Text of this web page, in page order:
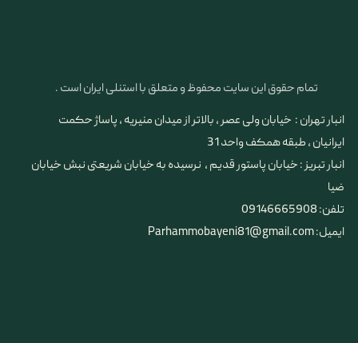
تمام حقوق این سایت محفوظ و متعلق با استنلی ایران است .
انبار تهران : خیابان ولی عصر ، بالاتر از میدان منیریه ، پاساژ حکمت
ایرانیان ، طبقه همکف واحد 31
​​​​​​​انبار تبریز : خیابان پاستور قدیم ، نرسیده به خیابان شریعتی نبش خیابان
ضیا
تلفن: 09146665908
ایمیل: Parhammobayeni81@gmail.com